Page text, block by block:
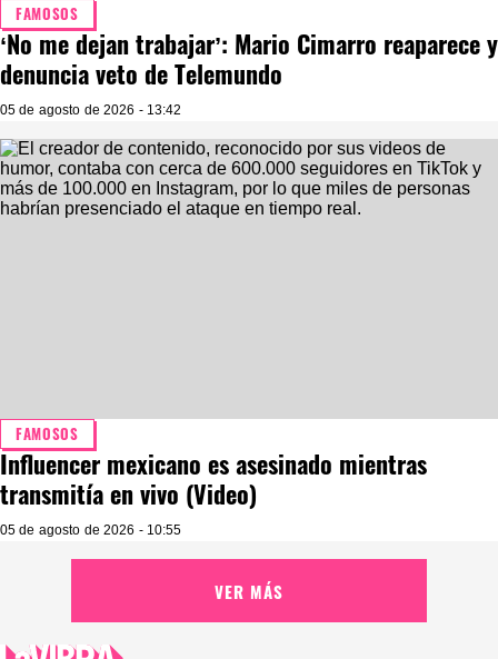
FAMOSOS
‘No me dejan trabajar’: Mario Cimarro reaparece y
denuncia veto de Telemundo
05 de agosto de 2026 - 13:42
FAMOSOS
Influencer mexicano es asesinado mientras
transmitía en vivo (Video)
05 de agosto de 2026 - 10:55
VER MÁS